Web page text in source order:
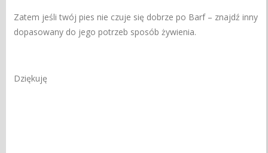
Zatem jeśli twój pies nie czuje się dobrze po Barf – znajdź inny
dopasowany do jego potrzeb sposób żywienia.
Dziękuję